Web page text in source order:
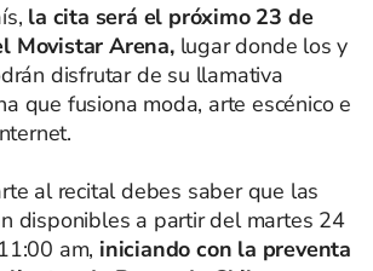
la cita será el próximo 23 de
Movistar Arena, lugar donde los y
disfrutar de su llamativa
que fusiona moda, arte escénico e
al recital debes saber que las
disponibles a partir del martes 24
am, iniciando con la preventa